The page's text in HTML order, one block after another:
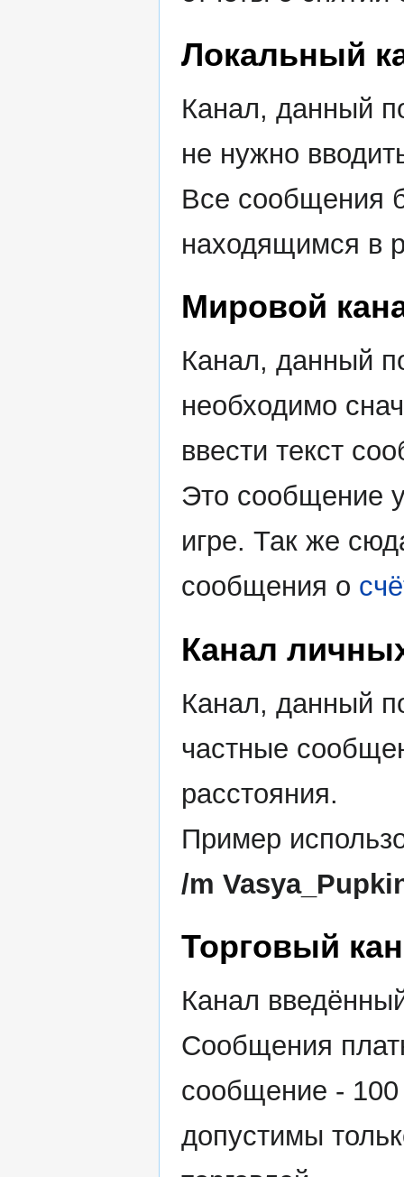
Локальный
Канал, данный
не нужно
Все сообщения
находящимся в
Мировой
Канал, данный
необходимо
ввести текст
Это сообщение
игре. Так же
сообщения о
Канал
Канал, данный
частные
расстояния.
Пример
/m
Торговый
Канал
Сообщения
сообщение -
допустимы